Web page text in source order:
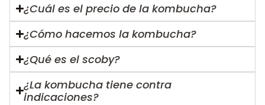
¿Cuál es el precio de la kombucha?
¿Cómo hacemos la kombucha?
¿Qué es el scoby?
¿La kombucha tiene contra
indicaciones?